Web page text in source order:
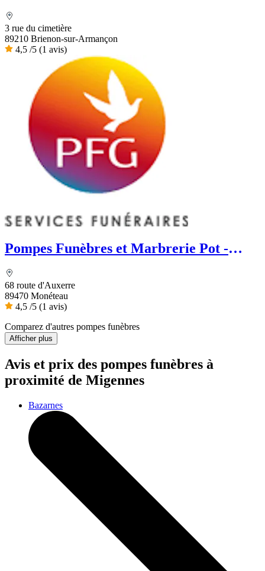
3 rue du cimetière
89210 Brienon-sur-Armançon
4,5 /5 (1 avis)
Pompes Funèbres et Marbrerie Pot -
68 route d'Auxerre
89470 Monéteau
4,5 /5 (1 avis)
Comparez d'autres pompes funèbres
Afficher plus
Avis et prix des pompes funèbres à
proximité de Migennes
Bazarnes